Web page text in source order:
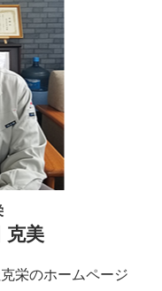
克美
栄のホームページ